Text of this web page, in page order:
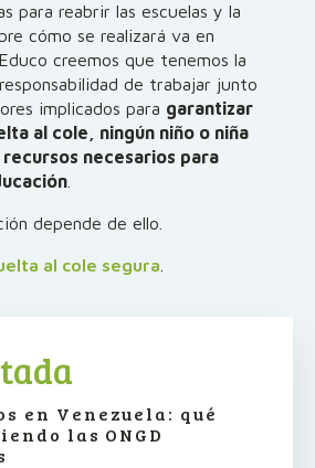
para reabrir las escuelas y la
cómo se realizará va en
creemos que tenemos la
de trabajar junto
implicados para garantizar
al cole, ningún niño o niña
recursos necesarios para
depende de ello.
al cole segura
en Venezuela: qué
las ONGD